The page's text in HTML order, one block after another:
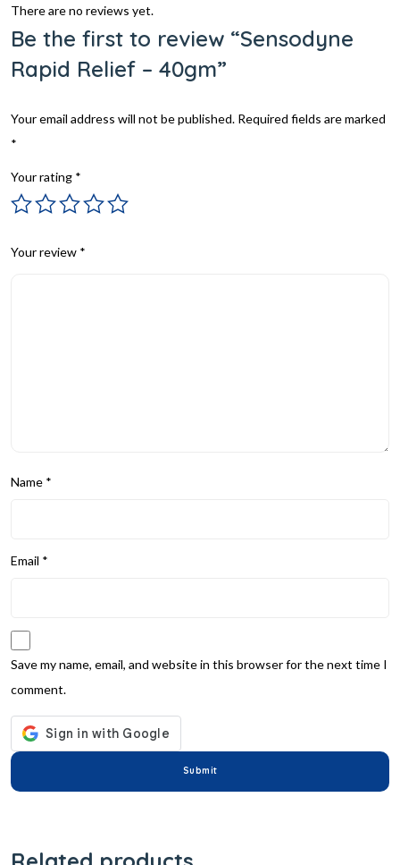
There are no reviews yet.
Be the first to review “Sensodyne
Rapid Relief – 40gm”
Your email address will not be published. Required fields are marked
*
Your rating *
Your review *
Name *
Email *
Save my name, email, and website in this browser for the next time I
comment.